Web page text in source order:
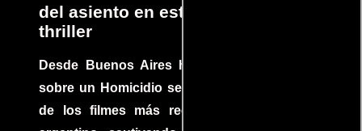
del asiento en este increíble
thriller
Desde Buenos Aires hasta el mundo, Tesis
sobre un Homicidio se ha convertido en uno
de los filmes más recomendados del cine